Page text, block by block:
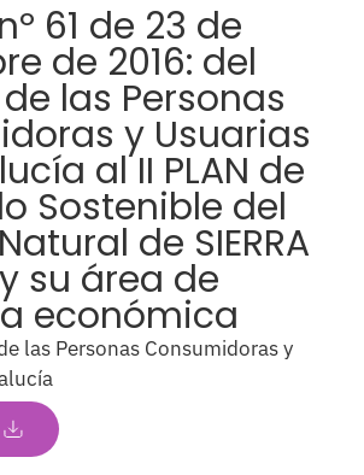
61 de 23 de
de 2016: del
las Personas
y Usuarias
al II PLAN de
Sostenible del
de SIERRA
y su área de
económica
las Personas Consumidoras y